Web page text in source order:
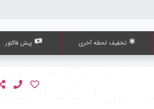
تخفیف لحظه آخری پیش فاکتور